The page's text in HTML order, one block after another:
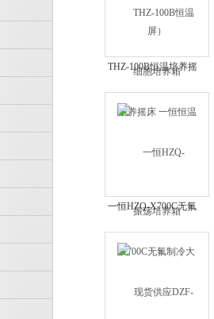
THZ-100B恒温培养摇
箱
一恒HZQ-X700C无氟
箱